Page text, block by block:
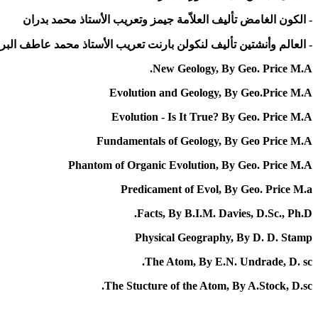
- الكون الغامض تأليف العلاّمة جيمز وتعريب الأستاذ محمد بدران
- العالم وأنشتين تأليف لنكولن بارنت تعريب الأستاذ محمد عاطف
New Geology, By Geo. Price M.A.
Evolution and Geology, By Geo.Price M.A
Evolution - Is It True? By Geo. Price M.A
Fundamentals of Geology, By Geo Price M.A
Phantom of Organic Evolution, By Geo. Price M.A
Predicament of Evol, By Geo. Price M.a
Facts, By B.I.M. Davies, D.Sc., Ph.D.
Physical Geography, By D. D. Stamp
The Atom, By E.N. Undrade, D. sc.
The Stucture of the Atom, By A.Stock, D.sc.